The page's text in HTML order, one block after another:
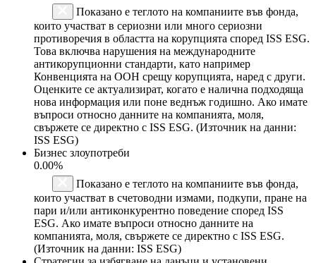
Показано е теглото на компаниите във фонда,
които участват в сериозни или много сериозни
противоречия в областта на корупцията според ISS ESG.
Това включва нарушения на международните
антикорупционни стандарти, като например
Конвенцията на ООН срещу корупцията, наред с други.
Оценките се актуализират, когато е налична подходяща
нова информация или поне веднъж годишно. Ако имате
въпроси относно данните на компанията, моля,
свържете се директно с ISS ESG. (Източник на данни:
ISS ESG)
Бизнес злоупотреби
0.00%
Показано е теглото на компаниите във фонда,
които участват в счетоводни измами, подкупи, пране на
пари и/или антиконкурентно поведение според ISS
ESG. Ако имате въпроси относно данните на
компанията, моля, свържете се директно с ISS ESG.
(Източник на данни: ISS ESG)